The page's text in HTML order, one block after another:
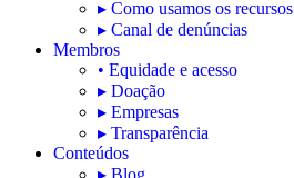
▸ Como usamos os recursos
▸ Canal de denúncias
Membros
• Equidade e acesso
▸ Doação
▸ Empresas
▸ Transparência
Conteúdos
▸ Blog